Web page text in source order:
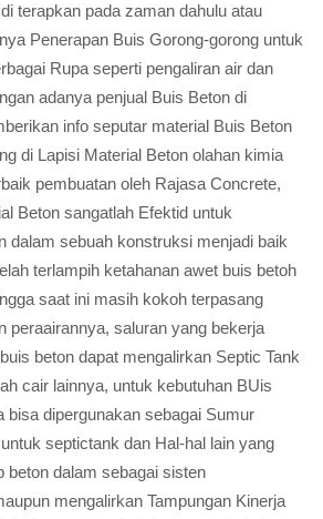
terapkan pada zaman dahulu atau
Penerapan Buis Gorong-gorong untuk
Rupa seperti pengaliran air dan
adanya penjual Buis Beton di
info seputar material Buis Beton
di Lapisi Material Beton olahan kimia
pembuatan oleh Rajasa Concrete,
Beton sangatlah Efektid untuk
dalam sebuah konstruksi menjadi baik
terlampih ketahanan awet buis betoh
saat ini masih kokoh terpasang
peraairannya, saluran yang bekerja
beton dapat mengalirkan Septic Tank
cair lainnya, untuk kebutuhan BUis
bisa dipergunakan sebagai Sumur
septictank dan Hal-hal lain yang
beton dalam sebagai sisten
mengalirkan Tampungan Kinerja